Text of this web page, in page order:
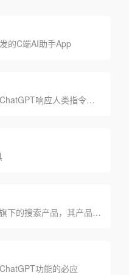
的C端AI助手App
阿里巴巴最新推出的类ChatGPT响应人类指令的大模型
秘塔AI搜索是秘塔科技旗下的搜索产品，其产品是简单、无广告、直接的搜索答案
功能的必应